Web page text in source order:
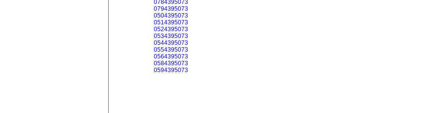
0784395073
0794395073
0504395073
0514395073
0524395073
0534395073
0544395073
0554395073
0564395073
0584395073
0594395073